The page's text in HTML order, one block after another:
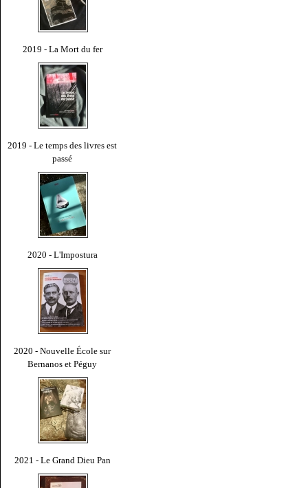
2019 - La Mort du fer
2019 - Le temps des livres est
passé
2020 - L'Impostura
2020 - Nouvelle École sur
Bernanos et Péguy
2021 - Le Grand Dieu Pan